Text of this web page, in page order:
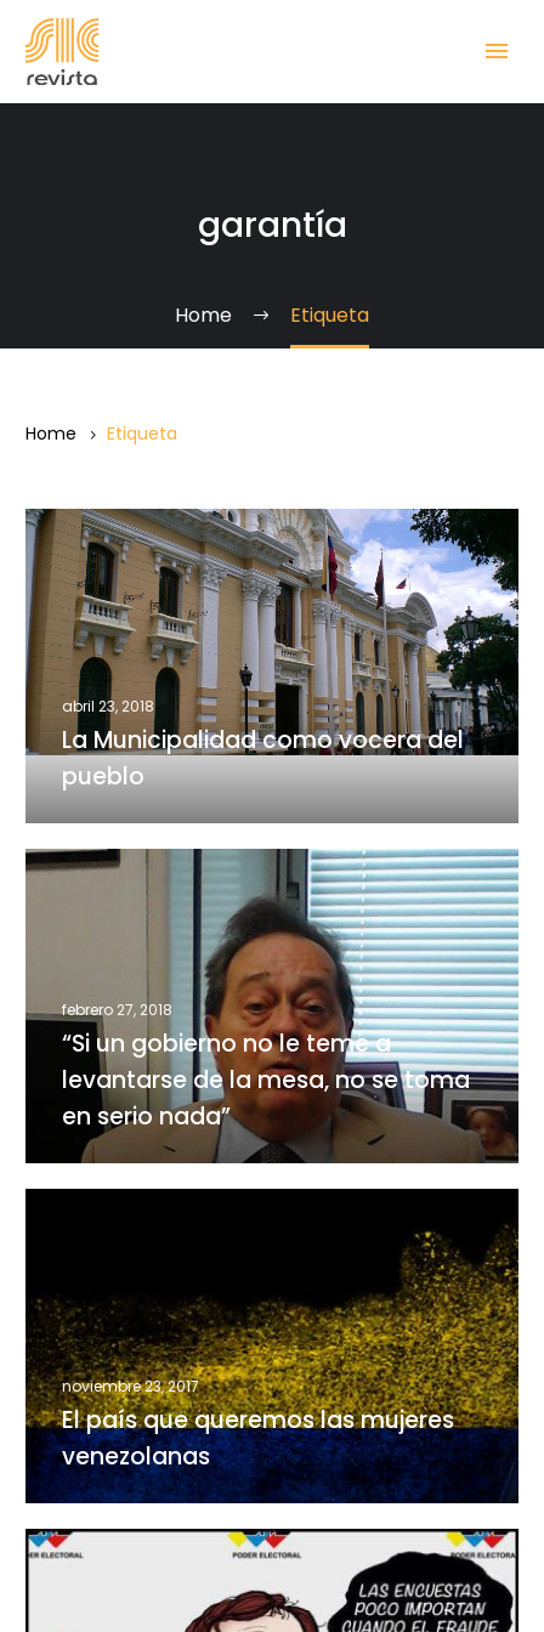
garantía
Home Etiqueta
Home Etiqueta
La
Municipalidad
como
vocera
del
pueblo
abril 23, 2018
La Municipalidad como vocera del
pueblo
“Si
teme
levantarse
mesa,
no
serio
nada”
febrero 27, 2018
“Si un gobierno no le teme a
levantarse de la mesa, no se toma
en serio nada”
queremos
las
mujeres
venezolanas
noviembre 23, 2017
El país que queremos las mujeres
venezolanas
Una